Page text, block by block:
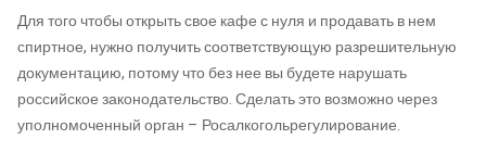
Для того чтобы открыть свое кафе с нуля и продавать в нем
спиртное, нужно получить соответствующую разрешительную
документацию, потому что без нее вы будете нарушать
российское законодательство. Сделать это возможно через
уполномоченный орган – Росалкогольрегулирование.